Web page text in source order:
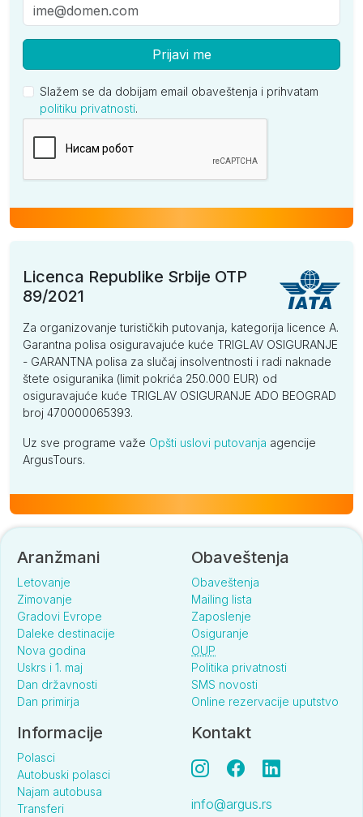
Prijavi me
Slažem se da dobijam email obaveštenja i prihvatam
politiku privatnosti.
Licenca Republike Srbije OTP
89/2021
Za organizovanje turističkih putovanja, kategorija licence A.
Garantna polisa osiguravajuće kuće TRIGLAV OSIGURANJE
- GARANTNA polisa za slučaj insolventnosti i radi naknade
štete osiguranika (limit pokrića 250.000 EUR) od
osiguravajuće kuće TRIGLAV OSIGURANJE ADO BEOGRAD
broj 470000065393.
Uz sve programe važe Opšti uslovi putovanja agencije
ArgusTours.
Aranžmani
Letovanje
Zimovanje
Gradovi Evrope
Daleke destinacije
Nova godina
Uskrs i 1. maj
Dan državnosti
Dan primirja
Obaveštenja
Obaveštenja
Mailing lista
Zaposlenje
Osiguranje
OUP
Politika privatnosti
SMS novosti
Online rezervacije uputstvo
Informacije
Polasci
Autobuski polasci
Najam autobusa
Transferi
Kontakt
info@argus.rs